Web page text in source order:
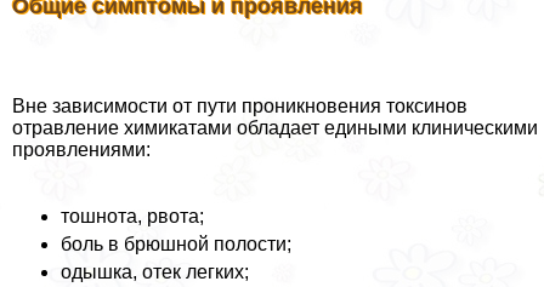
Общие симптомы и проявления
Вне зависимости от пути проникновения токсинов
отравление химикатами обладает едиными клиническими
проявлениями:
тошнота, рвота;
боль в брюшной полости;
одышка, отек легких;